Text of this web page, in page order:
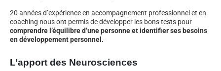
20 années d’expérience en accompagnement professionnel et en
coaching nous ont permis de développer les bons tests pour
comprendre l’équilibre d’une personne et identifier ses besoins
en développement personnel.
L’apport des Neurosciences